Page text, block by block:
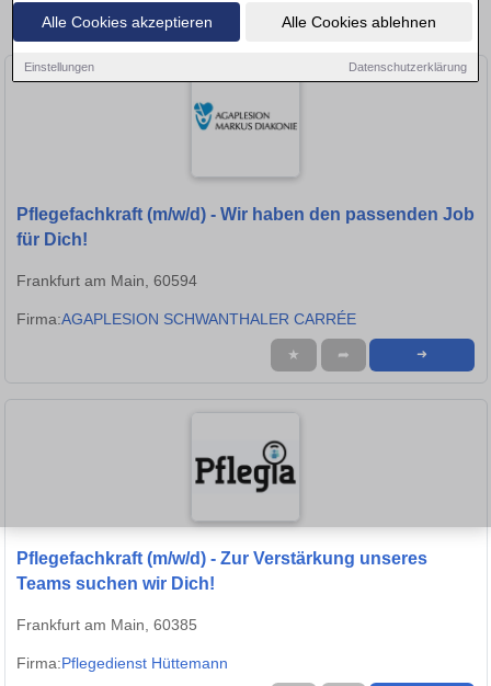
Alle Cookies akzeptieren Alle Cookies ablehnen
Einstellungen Datenschutzerklärung
Rüsselsheim am Main!
Pflegefachkraft (m/w/d) - Wir haben den passenden Job
für Dich!
Frankfurt am Main, 60594
Firma:AGAPLESION SCHWANTHALER CARRÉE
★ ➦ ➜
Pflegefachkraft (m/w/d) - Zur Verstärkung unseres
Teams suchen wir Dich!
Frankfurt am Main, 60385
Firma:Pflegedienst Hüttemann